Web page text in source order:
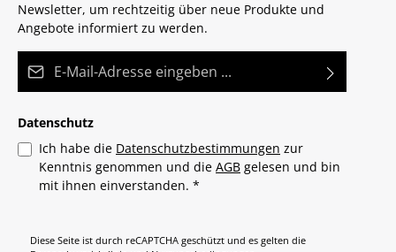
Newsletter, um rechtzeitig über neue Produkte und
Angebote informiert zu werden.
Datenschutz
Ich habe die Datenschutzbestimmungen zur
Kenntnis genommen und die AGB gelesen und bin
mit ihnen einverstanden. *
Diese Seite ist durch reCAPTCHA geschützt und es gelten die